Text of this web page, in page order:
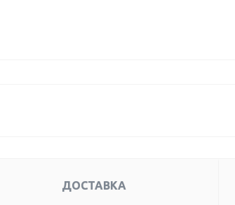
ДОСТАВКА